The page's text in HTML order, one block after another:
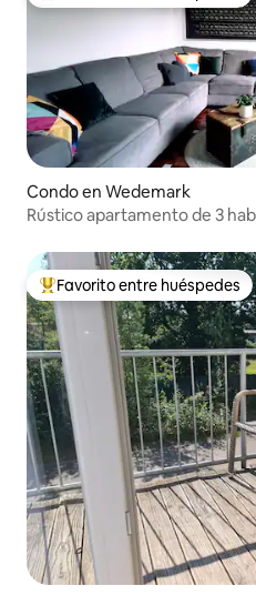
Condo en Wedemark
Rústico apartamento de 3
Favorito entre huéspedes
Favorito entre huéspedes